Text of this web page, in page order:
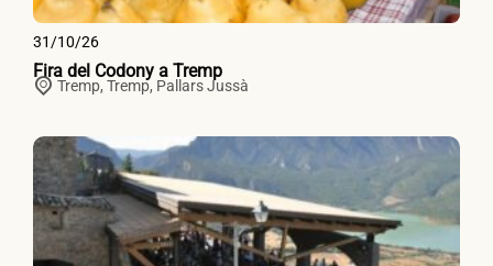
31/10/26
Fira del Codony a Tremp
Tremp, Tremp, Pallars Jussà